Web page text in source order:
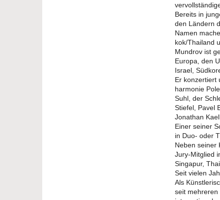
Bereits in
den Ländern
Namen
kok/Thailand
Mundrov ist
Europa, den
Israel,
Er konzertiert
harmonie
Suhl, der
Stiefel, Pavel
Jonathan
Einer seiner
in Duo- oder
Neben seiner
Jury-Mitglied
Singapur,
Seit vielen
Als
seit